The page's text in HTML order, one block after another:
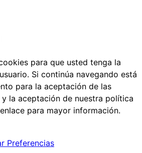
para que usted tenga la
Si continúa navegando está
para la aceptación de las
la aceptación de nuestra política
para mayor información.
Preferencias